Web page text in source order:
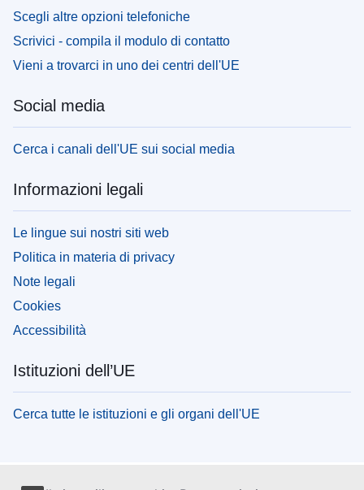
Scegli altre opzioni telefoniche
Scrivici - compila il modulo di contatto
Vieni a trovarci in uno dei centri dell'UE
Social media
Cerca i canali dell'UE sui social media
Informazioni legali
Le lingue sui nostri siti web
Politica in materia di privacy
Note legali
Cookies
Accessibilità
Istituzioni dell’UE
Cerca tutte le istituzioni e gli organi dell'UE